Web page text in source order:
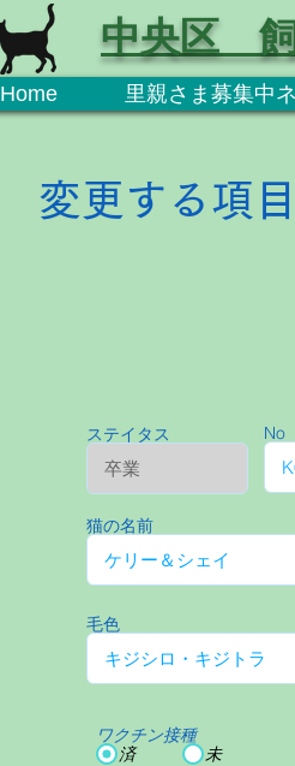
Home 里親さま募集中
中央区 飼
変更する項
ステイタス No
猫の名前
毛色
ワクチン接種
済
未